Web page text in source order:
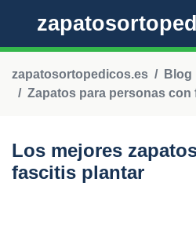
zapatosortopedicos.es
Blog
Zapatos para personas con
Los mejores
fascitis plantar